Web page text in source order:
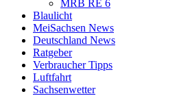
MRB RE 6
Blaulicht
MeiSachsen News
Deutschland News
Ratgeber
Verbraucher Tipps
Luftfahrt
Sachsenwetter